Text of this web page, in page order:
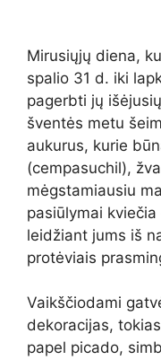
Mirusiųjų diena,
spalio 31 d. iki
pagerbti jų
šventės metu
aukurus, kurie
(cempasuchil),
mėgstamiausiu
pasiūlymai
leidžiant jums iš
protėviais
Vaikščiodami
dekoracijas,
papel picado,